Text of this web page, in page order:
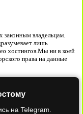
законным владельцам.
лишь
хостингов.Мы ни в коей
права на данные
на Telegram.